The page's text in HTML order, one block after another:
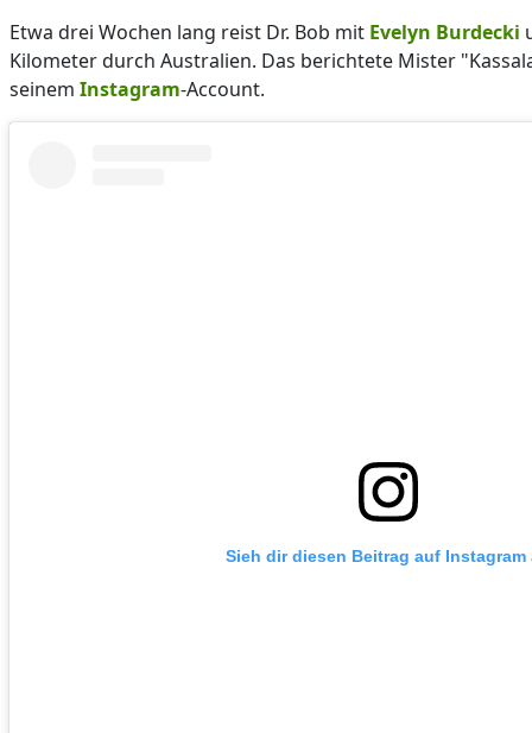
Etwa drei Wochen lang reist Dr. Bob mit Evelyn Burdecki
Kilometer durch Australien. Das berichtete Mister
seinem Instagram-Account.
Sieh dir diesen Beitrag auf Instagram